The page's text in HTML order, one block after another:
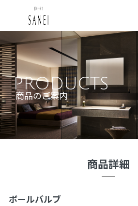
PRODUCTS
商品のご案内
商品詳細
ボールバルブ